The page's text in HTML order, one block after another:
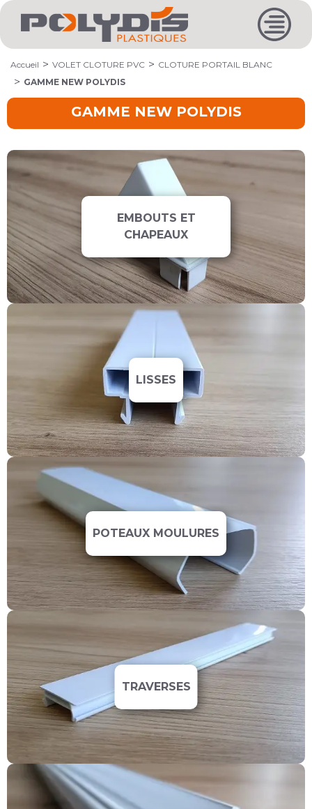
Accueil VOLET CLOTURE PVC
CLOTURE PORTAIL BLANC
GAMME NEW POLYDIS
GAMME NEW POLYDIS
Sous-catégories de GAMME NEW POLYDIS
EMBOUTS ET
CHAPEAUX
LISSES
POTEAUX MOULURES
TRAVERSES